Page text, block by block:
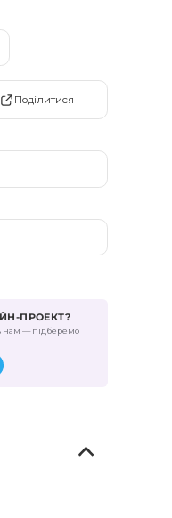
Поділитися
ПРОЕКТ?
нам — підберемо